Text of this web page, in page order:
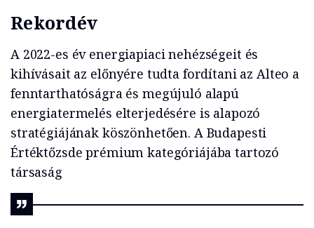
Rekordév
A 2022-es év energiapiaci nehézségeit és
kihívásait az előnyére tudta fordítani az Alteo a
fenntarthatóságra és megújuló alapú
energiatermelés elterjedésére is alapozó
stratégiájának köszönhetően. A Budapesti
Értéktőzsde prémium kategóriájába tartozó
társaság